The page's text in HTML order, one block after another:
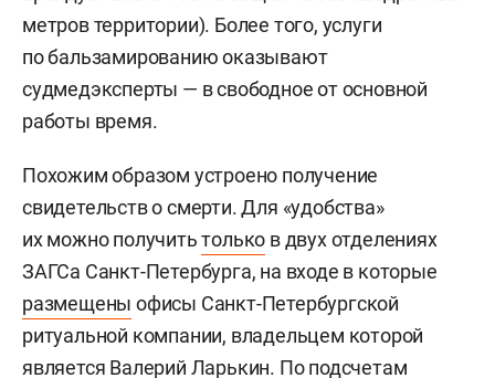
метров территории). Более того, услуги
по бальзамированию оказывают
судмедэксперты — в свободное от основной
работы время.
Похожим образом устроено получение
свидетельств о смерти. Для «удобства»
их можно получитьтолько в двух отделениях
ЗАГСа Санкт-Петербурга, на входе в которые
размещены офисы Санкт-Петербургской
ритуальной компании, владельцем которой
является Валерий Ларькин. По подсчетам